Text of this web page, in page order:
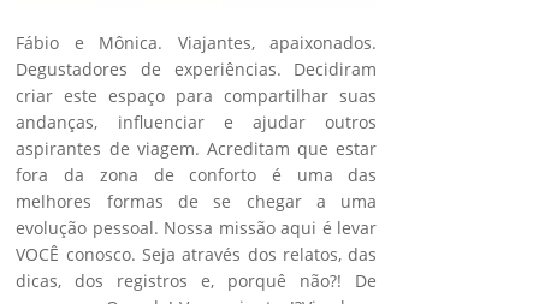
Fábio e Mônica. Viajantes, apaixonados.
Degustadores de experiências. Decidiram
criar este espaço para compartilhar suas
andanças, influenciar e ajudar outros
aspirantes de viagem. Acreditam que estar
fora da zona de conforto é uma das
melhores formas de se chegar a uma
evolução pessoal. Nossa missão aqui é levar
VOCÊ conosco. Seja através dos relatos, das
dicas, dos registros e, porquê não?! De